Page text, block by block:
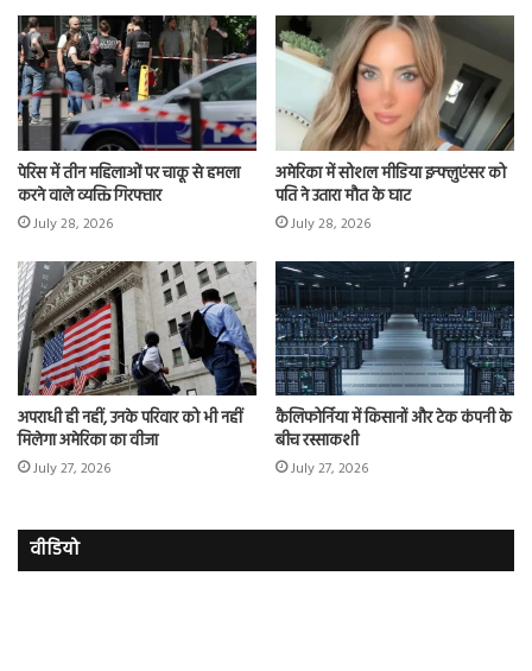
पेरिस में तीन महिलाओं पर चाकू से हमला
करने वाले व्यक्ति गिरफ्तार
July 28, 2026
अमेरिका में सोशल मीडिया इन्फ्लुएंसर को
पति ने उतारा मौत के घाट
July 28, 2026
अपराधी ही नहीं, उनके परिवार को भी नहीं
मिलेगा अमेरिका का वीजा
July 27, 2026
कैलिफोर्निया में किसानों और टेक कंपनी के
बीच रस्साकशी
July 27, 2026
वीडियो